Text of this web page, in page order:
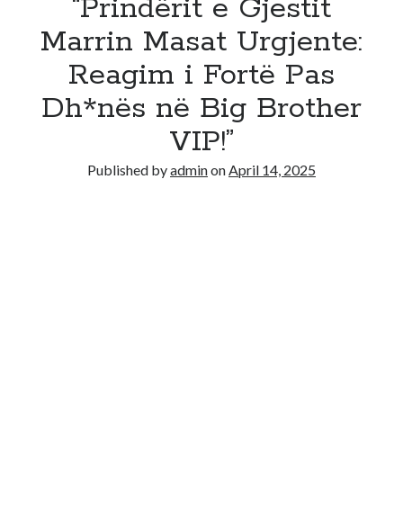
“Prindërit e Gjestit
Marrin Masat Urgjente:
Reagim i Fortë Pas
Dh*nës në Big Brother
VIP!”
Published byadminonApril 14, 2025